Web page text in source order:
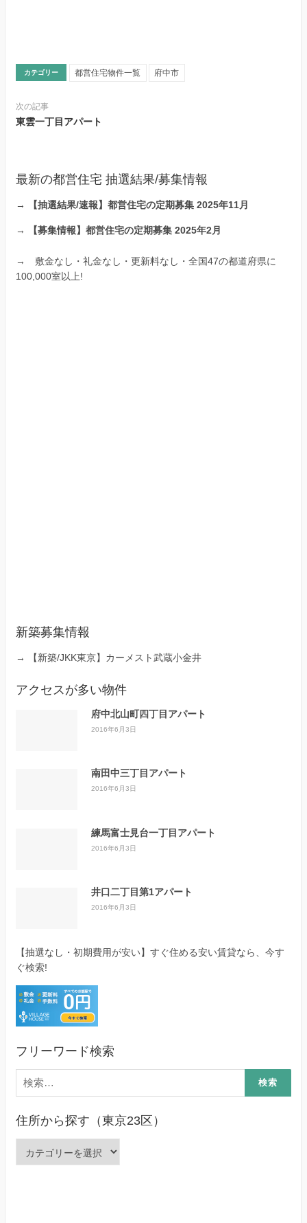
カテゴリー 都営住宅物件一覧 府中市
次の記事
東雲一丁目アパート
最新の都営住宅 抽選結果/募集情報
→ 【抽選結果/速報】都営住宅の定期募集 2025年11月
→ 【募集情報】都営住宅の定期募集 2025年2月
→ 敷金なし・礼金なし・更新料なし・全国47の都道府県に
100,000室以上!
新築募集情報
→ 【新築/JKK東京】カーメスト武蔵小金井
アクセスが多い物件
府中北山町四丁目アパート
2016年6月3日
南田中三丁目アパート
2016年6月3日
練馬富士見台一丁目アパート
2016年6月3日
井口二丁目第1アパート
2016年6月3日
【抽選なし・初期費用が安い】すぐ住める安い賃貸なら、今す
ぐ検索!
フリーワード検索
検
索:
住所から探す（東京23区）